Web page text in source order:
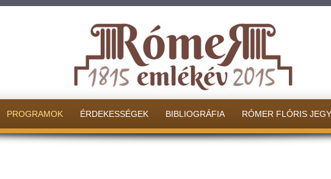
PROGRAMOK ÉRDEKESSÉGEK BIBLIOGRÁFIA RÓMER FLÓRIS